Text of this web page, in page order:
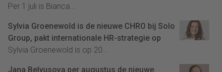
Per 1 juli is Bianca...
Sylvia Groenewold is de nieuwe CHRO bij Solo
Group, pakt internationale HR-strategie op
Sylvia Groenewold is op 20...
Jana Belyusova per augustus de nieuwe